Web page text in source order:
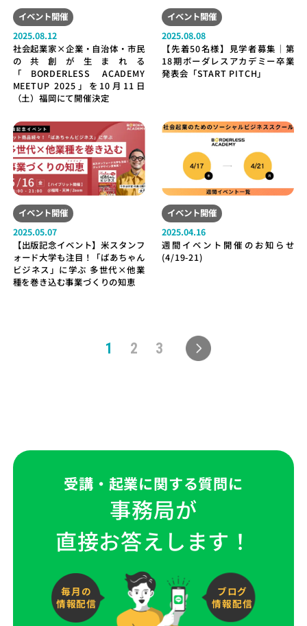
イベント開催
2025.08.12
社会起業家×企業・自治体・市民
の共創が生まれる
「BORDERLESS ACADEMY
MEETUP 2025」を10月11日
（土）福岡にて開催決定
イベント開催
2025.08.08
【先着50名様】見学者募集｜第
18期ボーダレスアカデミー卒業
発表会「START PITCH」
イベント開催
2025.05.07
【出版記念イベント】米スタンフ
ォード大学も注目！「ばあちゃん
ビジネス」に学ぶ 多世代×他業
種を巻き込む事業づくりの知恵
イベント開催
2025.04.16
週間イベント開催のお知らせ
(4/19-21)
り
1 2 3
受講・起業に関する質問に
事務局が
直接お答えします！
毎月の
情報配信
ブログ
情報配信